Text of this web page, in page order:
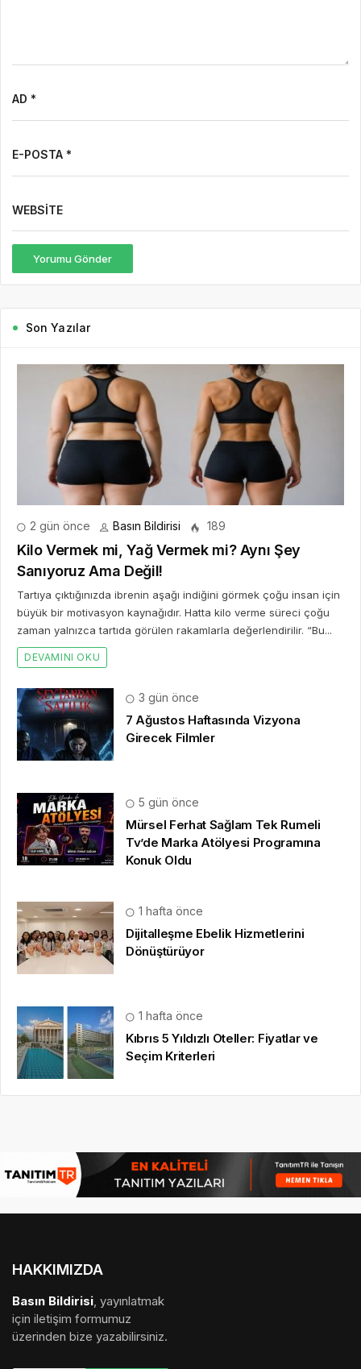
AD *
E-POSTA *
WEBSITE
Yorumu Gönder
Son Yazılar
2 gün önce Basın Bildirisi 189
Kilo Vermek mi, Yağ Vermek mi? Aynı Şey
Sanıyoruz Ama Değil!
Tartıya çıktığınızda ibrenin aşağı indiğini görmek çoğu insan için
büyük bir motivasyon kaynağıdır. Hatta kilo verme süreci çoğu
zaman yalnızca tartıda görülen rakamlarla değerlendirilir. “Bu...
DEVAMINI OKU
3 gün önce
7 Ağustos Haftasında Vizyona
Girecek Filmler
5 gün önce
Mürsel Ferhat Sağlam Tek Rumeli
Tv’de Marka Atölyesi Programına
Konuk Oldu
1 hafta önce
Dijitalleşme Ebelik Hizmetlerini
Dönüştürüyor
1 hafta önce
Kıbrıs 5 Yıldızlı Oteller: Fiyatlar ve
Seçim Kriterleri
HAKKIMIZDA
Basın Bildirisi, yayınlatmak
için iletişim formumuz
üzerinden bize yazabilirsiniz.